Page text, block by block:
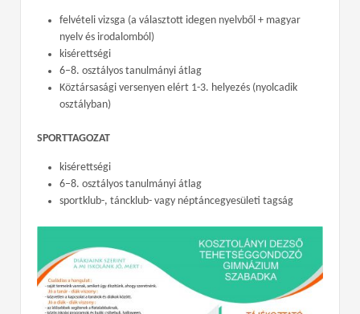
felvételi vizsga (a választott idegen nyelvből + magyar
nyelv és irodalomból)
kisérettségi
6–8. osztályos tanulmányi átlag
Köztársasági versenyen elért 1-3. helyezés (nyolcadik
osztályban)
SPORTTAGOZAT
kisérettségi
6–8. osztályos tanulmányi átlag
sportklub-, táncklub- vagy néptáncegyesületi tagság